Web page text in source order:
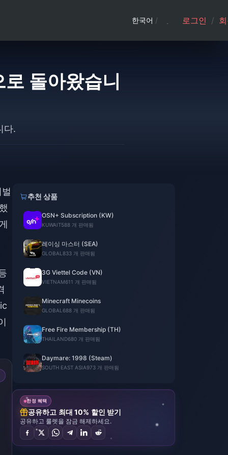
한국어 / 로그인 /
돌아왔습니
다.
추천 상품
OSN+ Subscription (KW)
KUWAIT588 개 판매됨
레이싱 마스터 (SEA)
GLOBAL 833 개 판매됨
3G Viettel Code (VN)
VIETNAM611 개 판매됨
Minecraft Minecoins
GLOBAL 688 개 판매됨
Free Fire Membership (TH)
THAILAND680 개 판매됨
Daymare: 1998 (Steam)
SOUTH EAST ASIA973 개 판매됨
한정 혜택
공유하고 최대 10% 할인 받기
공유하고 룰렛을 잠금 해제하세요.